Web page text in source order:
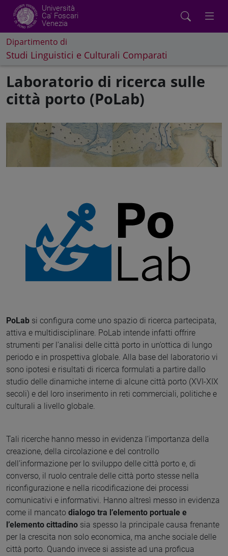
Università
Ca' Foscari
Venezia
Dipartimento di
Studi Linguistici e Culturali Comparati
Laboratorio di ricerca sulle
città porto (PoLab)
PoLab si configura come uno spazio di ricerca partecipata,
attiva e multidisciplinare. PoLab intende infatti offrire
strumenti per l’analisi delle città porto in un’ottica di lungo
periodo e in prospettiva globale. Alla base del laboratorio vi
sono ipotesi e risultati di ricerca formulati a partire dallo
studio delle dinamiche interne di alcune città porto (XVI-XIX
secoli) e del loro inserimento in reti commerciali, politiche e
culturali a livello globale.
Tali ricerche hanno messo in evidenza l’importanza della
creazione, della circolazione e del controllo
dell’informazione per lo sviluppo delle città porto e, di
converso, il ruolo centrale delle città porto stesse nella
riconfigurazione e nella ricodificazione dei processi
comunicativi e informativi. Hanno altresì messo in evidenza
come il mancato dialogo tra l’elemento portuale e
l’elemento cittadino sia spesso la principale causa frenante
per la crescita non solo economica, ma anche sociale delle
città porto. Quando invece si assiste ad una proficua